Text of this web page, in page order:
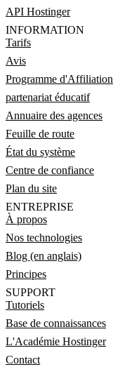
API Hostinger
INFORMATION
Tarifs
Avis
Programme d'Affiliation
partenariat éducatif
Annuaire des agences
Feuille de route
État du système
Centre de confiance
Plan du site
ENTREPRISE
À propos
Nos technologies
Blog (en anglais)
Principes
SUPPORT
Tutoriels
Base de connaissances
L'Académie Hostinger
Contact